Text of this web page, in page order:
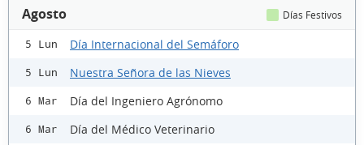
Agosto Días Festivos
5 Lun Día Internacional del Semáforo
5 Lun Nuestra Señora de las Nieves
6 Mar Día del Ingeniero Agrónomo
6 Mar Día del Médico Veterinario